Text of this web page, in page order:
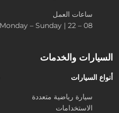
ساعات العمل
08 – 22 | Monday – Sunday
السيارات والخدمات
أنواع السيارات
سيارة رياضية متعددة
الاستخدامات